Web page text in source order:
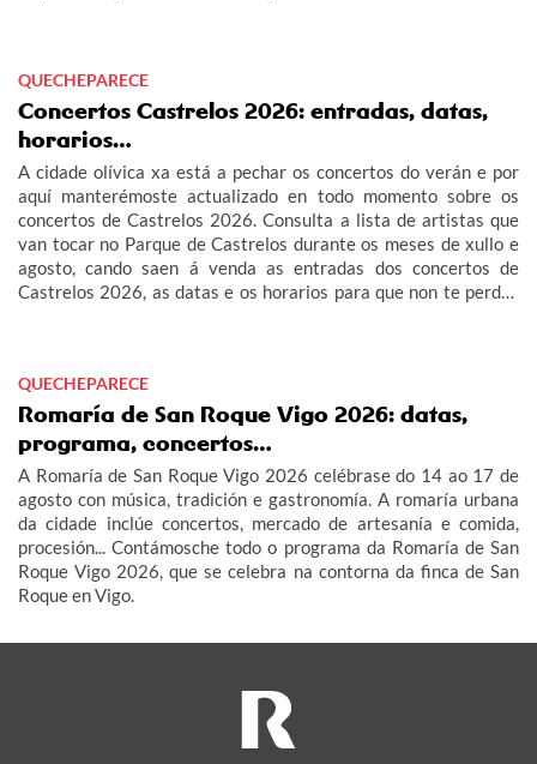
QUECHEPARECE
Concertos Castrelos 2026: entradas, datas,
horarios…
A cidade olívica xa está a pechar os concertos do verán e por
aquí manterémoste actualizado en todo momento sobre os
concertos de Castrelos 2026. Consulta a lista de artistas que
van tocar no Parque de Castrelos durante os meses de xullo e
agosto, cando saen á venda as entradas dos concertos de
Castrelos 2026, as datas e os horarios para que non te perdas
QUECHEPARECE
Romaría de San Roque Vigo 2026: datas,
programa, concertos…
A Romaría de San Roque Vigo 2026 celébrase do 14 ao 17 de
agosto con música, tradición e gastronomía. A romaría urbana
da cidade inclúe concertos, mercado de artesanía e comida,
procesión... Contámosche todo o programa da Romaría de San
Roque Vigo 2026, que se celebra na contorna da finca de San
Roque en Vigo.